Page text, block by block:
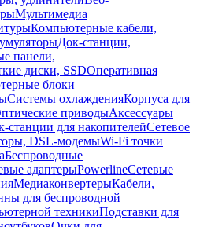
Мультимедиа
Компьютерные кабели,
Док-станции,
панели,
диски, SSDОперативная
блоки
Системы охлажденияКорпуса для
приводыАксессуары
станции для накопителейСетевое
DSL-модемыWi-Fi точки
Беспроводные
адаптерыPowerlineСетевые
МедиаконвертерыКабели,
для беспроводной
техникиПодставки для